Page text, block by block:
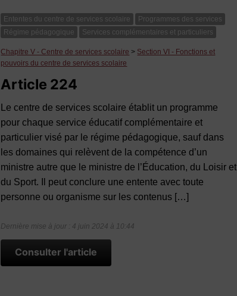
Ententes du centre de services scolaire
Programmes des services
Régime pédagogique
Services complémentaires et particuliers
Chapitre V - Centre de services scolaire > Section VI - Fonctions et
pouvoirs du centre de services scolaire
Article 224
Le centre de services scolaire établit un programme
pour chaque service éducatif complémentaire et
particulier visé par le régime pédagogique, sauf dans
les domaines qui relèvent de la compétence d’un
ministre autre que le ministre de l’Éducation, du Loisir et
du Sport. Il peut conclure une entente avec toute
personne ou organisme sur les contenus […]
Dernière mise à jour : 4 juin 2024 à 10:44
Consulter l'article